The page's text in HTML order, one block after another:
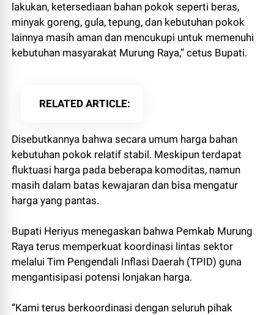
lakukan, ketersediaan bahan pokok seperti beras,
minyak goreng, gula, tepung, dan kebutuhan pokok
lainnya masih aman dan mencukupi untuk memenuhi
kebutuhan masyarakat Murung Raya,” cetus Bupati.
RELATED ARTICLE
Disebutkannya bahwa secara umum harga bahan
kebutuhan pokok relatif stabil. Meskipun terdapat
fluktuasi harga pada beberapa komoditas, namun
masih dalam batas kewajaran dan bisa mengatur
harga yang pantas.
Bupati Heriyus menegaskan bahwa Pemkab Murung
Raya terus memperkuat koordinasi lintas sektor
melalui Tim Pengendali Inflasi Daerah (TPID) guna
mengantisipasi potensi lonjakan harga.
“Kami terus berkoordinasi dengan seluruh pihak